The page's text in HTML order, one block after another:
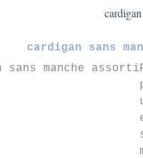
cardigan
cardigan sans